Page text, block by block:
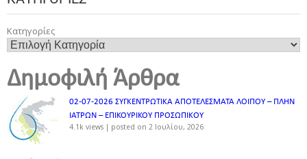
Κατηγορίες
Δημοφιλή Άρθρα
02-07-2026 ΣΥΓΚΕΝΤΡΩΤΙΚΑ ΑΠΟΤΕΛΕΣΜΑΤΑ ΛΟΙΠΟΥ – ΠΛΗΝ
ΙΑΤΡΩΝ – ΕΠΙΚΟΥΡΙΚΟΥ ΠΡΟΣΩΠΙΚOY
4.1k views | posted on 2 Ιουλίου, 2026